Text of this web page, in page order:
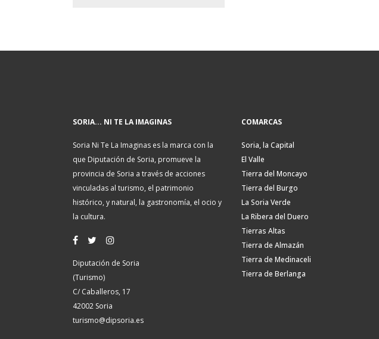
SORIA... NI TE LA IMAGINAS
Soria Ni Te La Imaginas es la marca con la
que Diputación de Soria, promueve la
provincia de Soria a través de acciones
vinculadas al turismo, el patrimonio
histórico, y natural, la gastronomía, el ocio y
la cultura.
Diputación de Soria
(Turismo)
C/ Caballeros, 17
42002 Soria
turismo@dipsoria.es
COMARCAS
Soria, la Capital
El Valle
Tierra del Moncayo
Tierra del Burgo
La Soria Verde
La Ribera del Duero
Tierras Altas
Tierra de Almazán
Tierra de Medinaceli
Tierra de Berlanga